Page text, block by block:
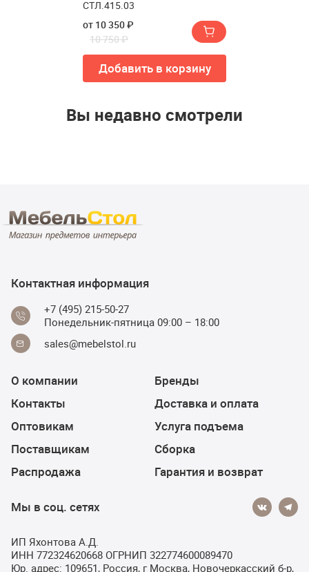
СТЛ.415.03
от 10 350 ₽
10 750 ₽
Добавить в корзину
Вы недавно смотрели
Контактная информация
+7 (495) 215-50-27
Понедельник-пятница 09:00 – 18:00
sales@mebelstol.ru
О компании
Контакты
Оптовикам
Поставщикам
Распродажа
Бренды
Доставка и оплата
Услуга подъема
Сборка
Гарантия и возврат
Мы в соц. сетях
ИП Яхонтова А.Д.
ИНН 772324620668 ОГРНИП 322774600089470
Юр. адрес: 109651, Россия, г Москва, Новочеркасский б-р,